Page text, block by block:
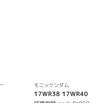
モニッケンダム
17WR38 17WR40